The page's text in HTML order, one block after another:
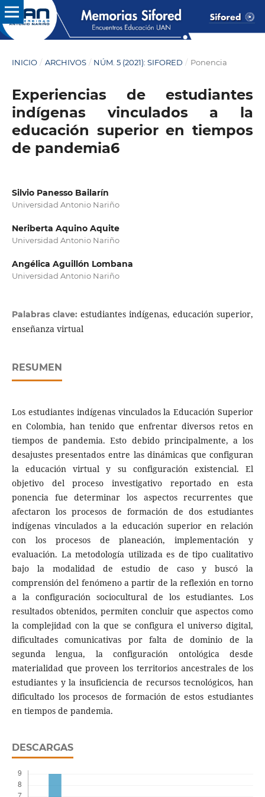
INICIO / ARCHIVOS / NÚM. 5 (2021): SIFORED / Ponencia
Experiencias de estudiantes
indígenas vinculados a la
educación superior en tiempos
de pandemia6
Silvio Panesso Bailarín
Universidad Antonio Nariño
Neriberta Aquino Aquite
Universidad Antonio Nariño
Angélica Aguillón Lombana
Universidad Antonio Nariño
Palabras clave: estudiantes indígenas, educación superior,
enseñanza virtual
RESUMEN
Los estudiantes indígenas vinculados la Educación Superior
en Colombia, han tenido que enfrentar diversos retos en
tiempos de pandemia. Esto debido principalmente, a los
desajustes presentados entre las dinámicas que configuran
la educación virtual y su configuración existencial. El
objetivo del proceso investigativo reportado en esta
ponencia fue determinar los aspectos recurrentes que
afectaron los procesos de formación de dos estudiantes
indígenas vinculados a la educación superior en relación
con los procesos de planeación, implementación y
evaluación. La metodología utilizada es de tipo cualitativo
bajo la modalidad de estudio de caso y buscó la
comprensión del fenómeno a partir de la reflexión en torno
a la configuración sociocultural de los estudiantes. Los
resultados obtenidos, permiten concluir que aspectos como
la complejidad con la que se configura el universo digital,
dificultades comunicativas por falta de dominio de la
segunda lengua, la configuración ontológica desde
materialidad que proveen los territorios ancestrales de los
estudiantes y la insuficiencia de recursos tecnológicos, han
dificultado los procesos de formación de estos estudiantes
en tiempos de pandemia.
DESCARGAS